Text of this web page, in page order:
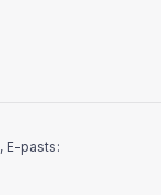
, E-pasts: